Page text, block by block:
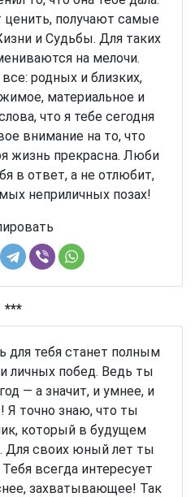
ценить, получают самые
и Судьбы. Для таких
на мелочи.
родных и близких,
материальное и
что я тебе сегодня
внимание на то, что
жизнь прекрасна. Люби
в ответ, а не отлюбит,
неприличных позах!
***
для тебя станет полным
личных побед. Ведь ты
— а значит, и умнее, и
Я точно знаю, что ты
который в будущем
Для своих юный лет ты
всегда интересует
захватывающее! Так